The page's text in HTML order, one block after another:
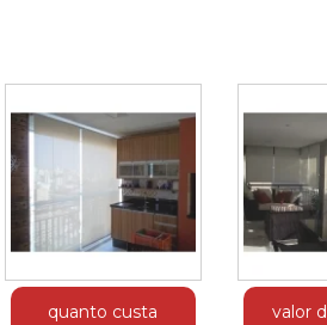
quanto custa
valor